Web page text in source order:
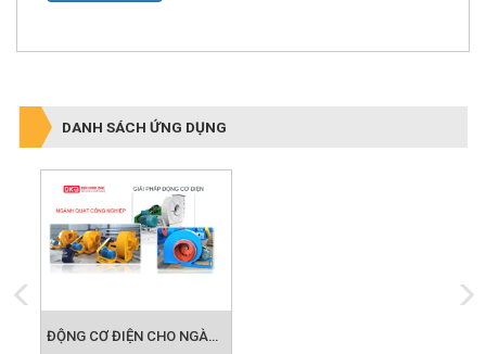
ĐỘNG CƠ ĐIỆN CHO NGÀNH QUẠT CÔNG NGHIỆP